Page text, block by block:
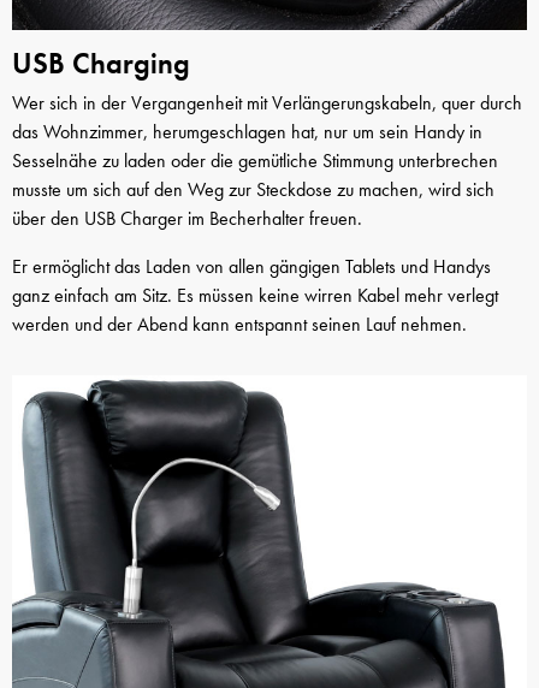
USB Charging
Wer sich in der Vergangenheit mit Verlängerungskabeln, quer durch
das Wohnzimmer, herumgeschlagen hat, nur um sein Handy in
Sesselnähe zu laden oder die gemütliche Stimmung unterbrechen
musste um sich auf den Weg zur Steckdose zu machen, wird sich
über den USB Charger im Becherhalter freuen.
Er ermöglicht das Laden von allen gängigen Tablets und Handys
ganz einfach am Sitz. Es müssen keine wirren Kabel mehr verlegt
werden und der Abend kann entspannt seinen Lauf nehmen.